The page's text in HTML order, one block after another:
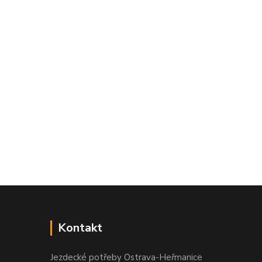
Kontakt
Jezdecké potřeby Ostrava-Heřmanice